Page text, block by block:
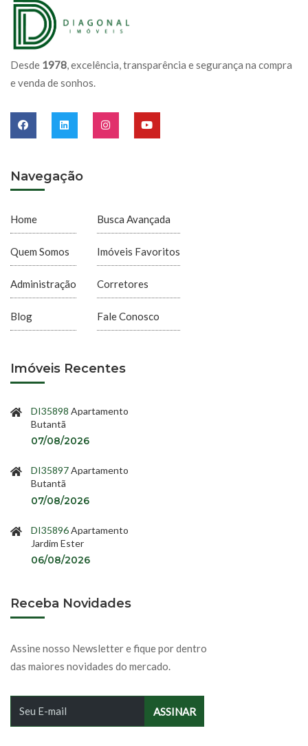
Desde 1978, excelência, transparência e segurança na compra
e venda de sonhos.
Navegação
Home
Quem Somos
Administração
Blog
Busca Avançada
Imóveis Favoritos
Corretores
Fale Conosco
Imóveis Recentes
DI35898 Apartamento
Butantã
07/08/2026
DI35897Apartamento
Butantã
07/08/2026
DI35896Apartamento
Jardim Ester
06/08/2026
Receba Novidades
Assine nosso Newsletter e fique por dentro
das maiores novidades do mercado.